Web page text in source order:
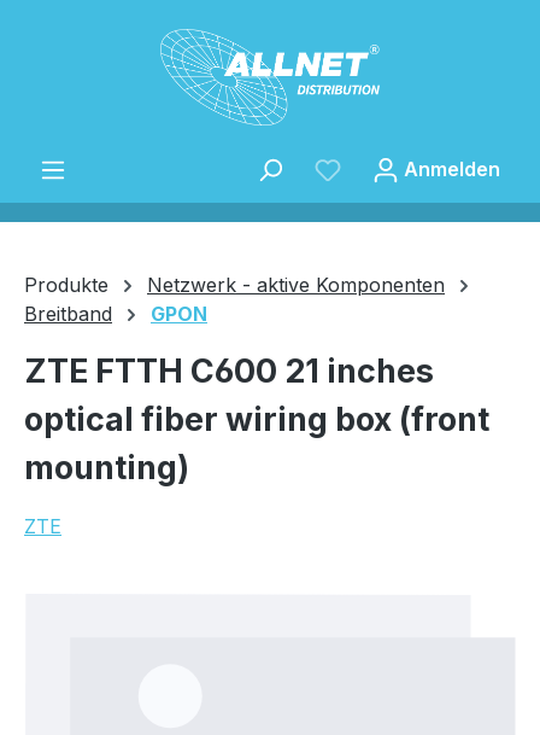
Zum Hauptinhalt springen
Speichern
Anmelden
Produkte
Netzwerk - aktive Komponenten
Breitband
GPON
ZTE FTTH C600 21 inches
optical fiber wiring box (front
mounting)
ZTE